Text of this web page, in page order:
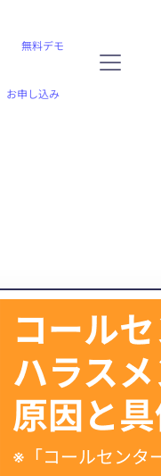
無料デモ
お申し込み